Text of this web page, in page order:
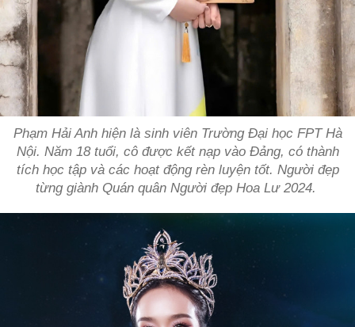
Phạm Hải Anh hiện là sinh viên Trường Đại học FPT Hà
Nội. Năm 18 tuổi, cô được kết nạp vào Đảng, có thành
tích học tập và các hoạt động rèn luyện tốt. Người đẹp
từng giành Quán quân Người đẹp Hoa Lư 2024.